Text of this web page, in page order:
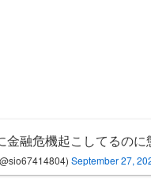
金融危機起こしてるの
September 27,